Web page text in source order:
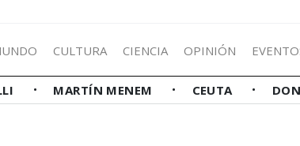
CULTURA CIENCIA OPINIÓN
MARTÍN MENEM CEUTA